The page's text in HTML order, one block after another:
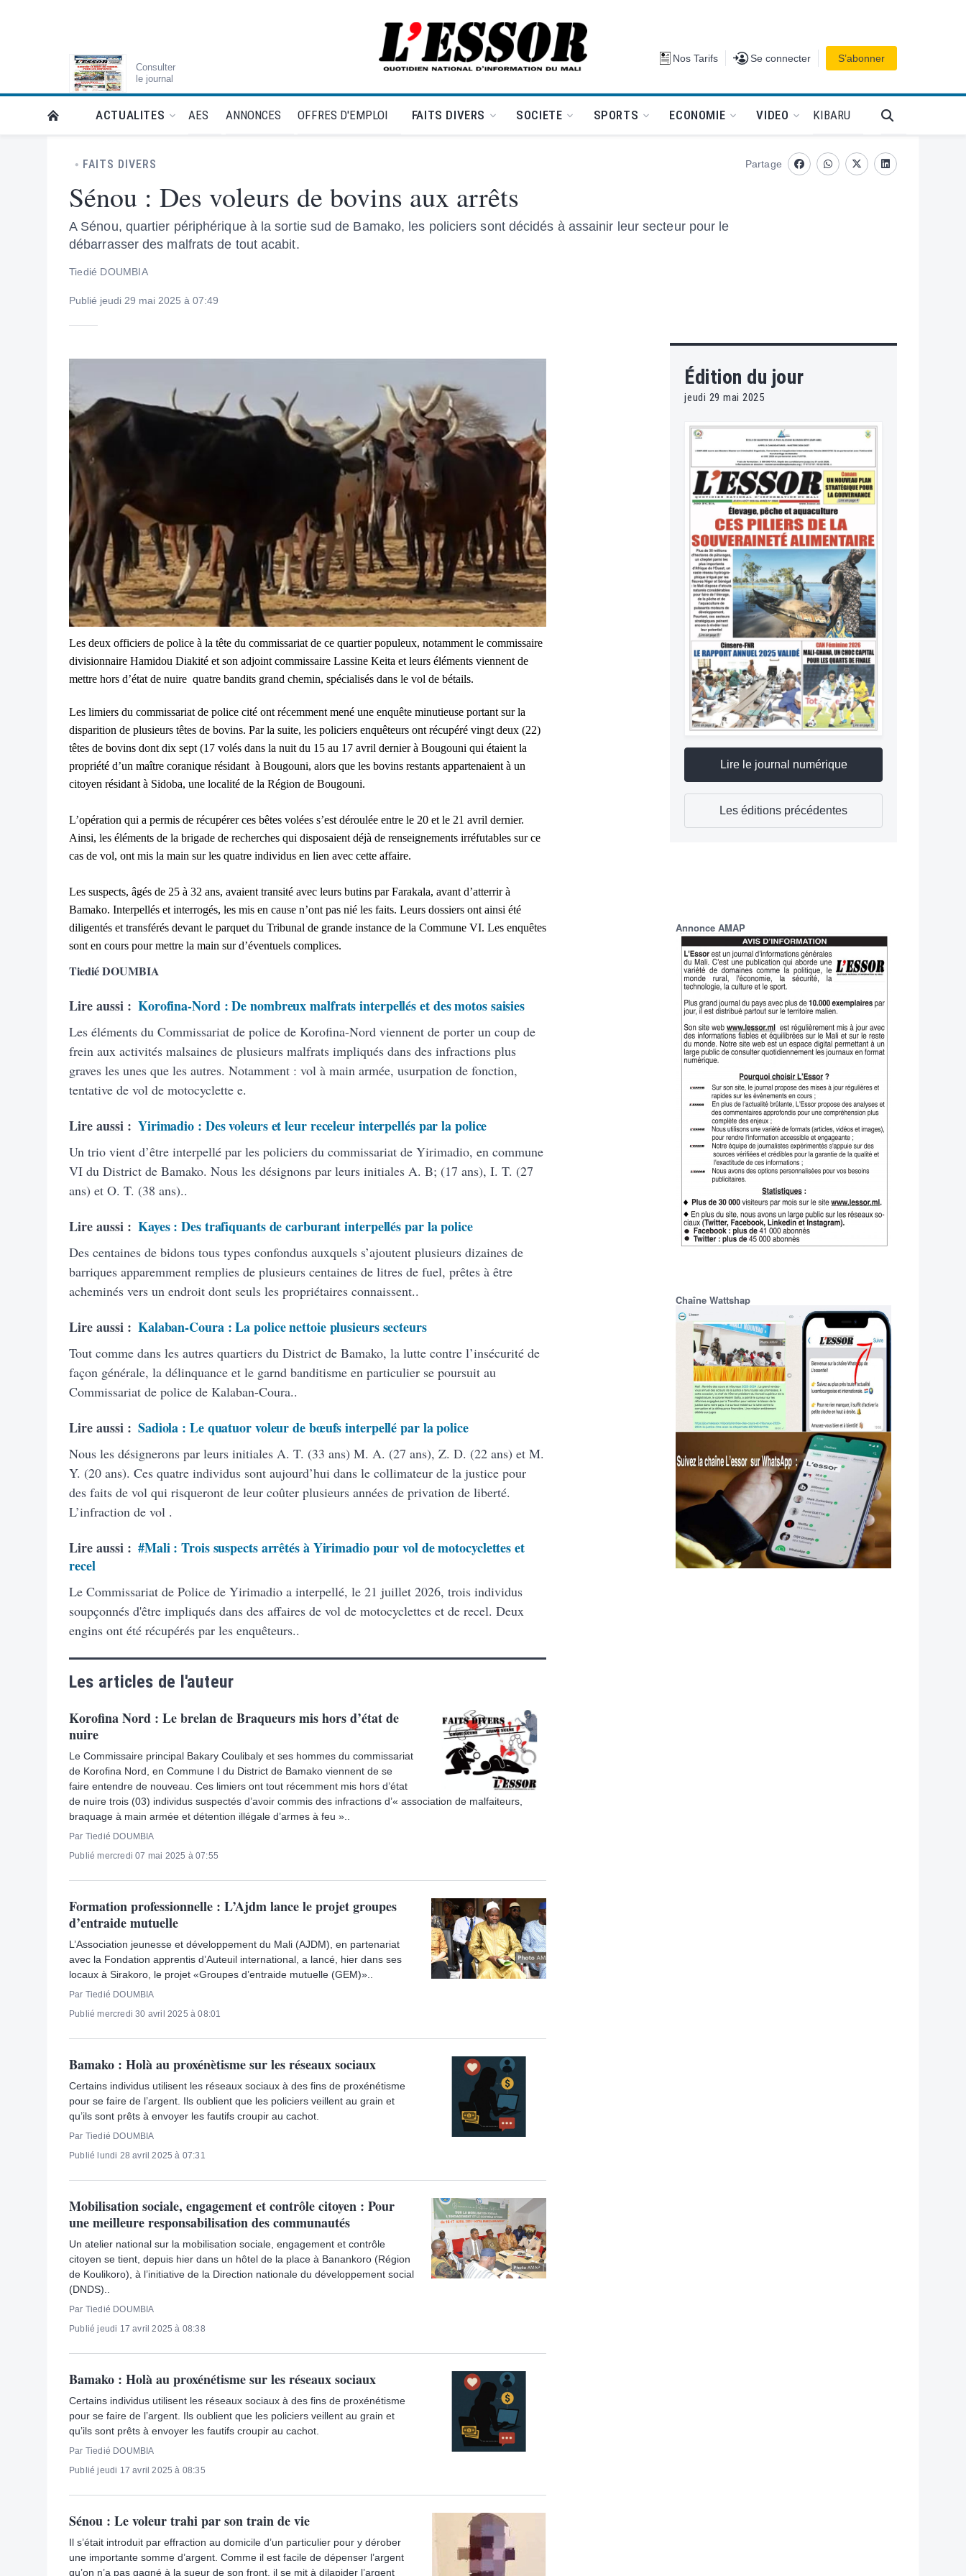
Consulter
le journal
L'Essor - retour à la une Nos Tarifs Se connecter
Se connecter S’abonner
RETOUR À LA PAGE D’ACCUEIL DE L'ESSOR
ACTUALITES AES ANNONCES OFFRES D'EMPLOI FAITS DIVERS SOCIETE SPORTS ECONOMIE VIDEO KIBARU
FAITS DIVERS
Sénou : Des voleurs de bovins aux arrêts
A Sénou, quartier périphérique à la sortie sud de Bamako, les policiers sont décidés à assainir leur secteur pour le
débarrasser des malfrats de tout acabit.
Tiedié DOUMBIA
Publié jeudi 29 mai 2025 à 07:49
Partage
FacebookwhatsappTwitterLinkedin
Les deux officiers de police à la tête du commissariat de ce quartier populeux, notamment le commissaire
divisionnaire Hamidou Diakité et son adjoint commissaire Lassine Keita et leurs éléments viennent de
mettre hors d’état de nuire quatre bandits grand chemin, spécialisés dans le vol de bétails.
Les limiers du commissariat de police cité ont récemment mené une enquête minutieuse portant sur la
disparition de plusieurs têtes de bovins. Par la suite, les policiers enquêteurs ont récupéré vingt deux (22)
têtes de bovins dont dix sept (17 volés dans la nuit du 15 au 17 avril dernier à Bougouni qui étaient la
propriété d’un maître coranique résidant à Bougouni, alors que les bovins restants appartenaient à un
citoyen résidant à Sidoba, une localité de la Région de Bougouni.
L’opération qui a permis de récupérer ces bêtes volées s’est déroulée entre le 20 et le 21 avril dernier.
Ainsi, les éléments de la brigade de recherches qui disposaient déjà de renseignements irréfutables sur ce
cas de vol, ont mis la main sur les quatre individus en lien avec cette affaire.
Les suspects, âgés de 25 à 32 ans, avaient transité avec leurs butins par Farakala, avant d’atterrir à
Bamako. Interpellés et interrogés, les mis en cause n’ont pas nié les faits. Leurs dossiers ont ainsi été
diligentés et transférés devant le parquet du Tribunal de grande instance de la Commune VI. Les enquêtes
sont en cours pour mettre la main sur d’éventuels complices.
Tiedié DOUMBIA
Lire aussi : Korofina-Nord : De nombreux malfrats interpellés et des motos saisies
Les éléments du Commissariat de police de Korofina-Nord viennent de porter un coup de
frein aux activités malsaines de plusieurs malfrats impliqués dans des infractions plus
graves les unes que les autres. Notamment : vol à main armée, usurpation de fonction,
tentative de vol de motocyclette e.
Lire aussi : Yirimadio : Des voleurs et leur receleur interpellés par la police
Un trio vient d’être interpellé par les policiers du commissariat de Yirimadio, en commune
VI du District de Bamako. Nous les désignons par leurs initiales A. B; (17 ans), I. T. (27
ans) et O. T. (38 ans)..
Lire aussi : Kayes : Des trafiquants de carburant interpellés par la police
Des centaines de bidons tous types confondus auxquels s’ajoutent plusieurs dizaines de
barriques apparemment remplies de plusieurs centaines de litres de fuel, prêtes à être
acheminés vers un endroit dont seuls les propriétaires connaissent..
Lire aussi : Kalaban-Coura : La police nettoie plusieurs secteurs
Tout comme dans les autres quartiers du District de Bamako, la lutte contre l’insécurité de
façon générale, la délinquance et le garnd banditisme en particulier se poursuit au
Commissariat de police de Kalaban-Coura..
Lire aussi : Sadiola : Le quatuor voleur de bœufs interpellé par la police
Nous les désignerons par leurs initiales A. T. (33 ans) M. A. (27 ans), Z. D. (22 ans) et M.
Y. (20 ans). Ces quatre individus sont aujourd’hui dans le collimateur de la justice pour
des faits de vol qui risqueront de leur coûter plusieurs années de privation de liberté.
L’infraction de vol .
Lire aussi : #Mali : Trois suspects arrêtés à Yirimadio pour vol de motocyclettes et
recel
Le Commissariat de Police de Yirimadio a interpellé, le 21 juillet 2026, trois individus
soupçonnés d'être impliqués dans des affaires de vol de motocyclettes et de recel. Deux
engins ont été récupérés par les enquêteurs..
Les articles de l'auteur
Korofina Nord : Le brelan de Braqueurs mis hors d’état de
nuire
Le Commissaire principal Bakary Coulibaly et ses hommes du commissariat
de Korofina Nord, en Commune I du District de Bamako viennent de se
faire entendre de nouveau. Ces limiers ont tout récemment mis hors d’état
de nuire trois (03) individus suspectés d’avoir commis des infractions d’« association de malfaiteurs,
braquage à main armée et détention illégale d’armes à feu »..
Par Tiedié DOUMBIA
Publié mercredi 07 mai 2025 à 07:55
Formation professionnelle : L’Ajdm lance le projet groupes
d’entraide mutuelle
L’Association jeunesse et développement du Mali (AJDM), en partenariat
avec la Fondation apprentis d’Auteuil international, a lancé, hier dans ses
locaux à Sirakoro, le projet «Groupes d’entraide mutuelle (GEM)»..
Par Tiedié DOUMBIA
Publié mercredi 30 avril 2025 à 08:01
Bamako : Holà au proxénètisme sur les réseaux sociaux
Certains individus utilisent les réseaux sociaux à des fins de proxénétisme
pour se faire de l’argent. Ils oublient que les policiers veillent au grain et
qu’ils sont prêts à envoyer les fautifs croupir au cachot.
Par Tiedié DOUMBIA
Publié lundi 28 avril 2025 à 07:31
Mobilisation sociale, engagement et contrôle citoyen : Pour
une meilleure responsabilisation des communautés
Un atelier national sur la mobilisation sociale, engagement et contrôle
citoyen se tient, depuis hier dans un hôtel de la place à Banankoro (Région
de Koulikoro), à l’initiative de la Direction nationale du développement social
(DNDS)..
Par Tiedié DOUMBIA
Publié jeudi 17 avril 2025 à 08:38
Bamako : Holà au proxénétisme sur les réseaux sociaux
Certains individus utilisent les réseaux sociaux à des fins de proxénétisme
pour se faire de l’argent. Ils oublient que les policiers veillent au grain et
qu’ils sont prêts à envoyer les fautifs croupir au cachot.
Par Tiedié DOUMBIA
Publié jeudi 17 avril 2025 à 08:35
Sénou : Le voleur trahi par son train de vie
Il s’était introduit par effraction au domicile d’un particulier pour y dérober
une importante somme d’argent. Comme il est facile de dépenser l’argent
qu’on n’a pas gagné à la sueur de son front, il se mit à dilapider l’argent
Édition du jour
jeudi 29 mai 2025
Lire le journal numérique
Les éditions précédentes
Annonce AMAP
Chaîne Wattshap